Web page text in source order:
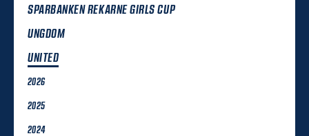
SPARBANKEN REKARNE GIRLS CUP
UNGDOM
UNITED
2026
2025
2024